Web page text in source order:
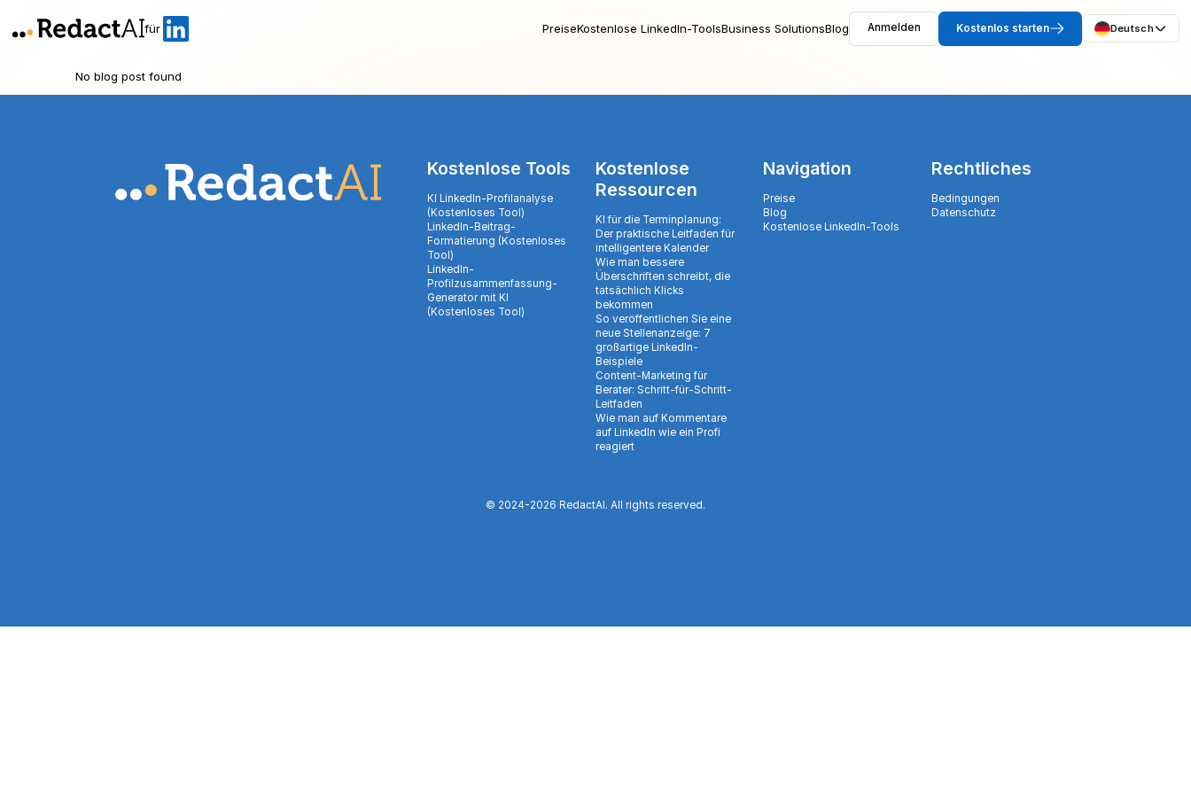
für PreiseKostenlose LinkedIn-ToolsBusiness SolutionsBlog Anmelden Kostenlos starten Deutsch
No blog post found
Kostenlose Tools
KI LinkedIn-Profilanalyse
(Kostenloses Tool)
LinkedIn-Beitrag-
Formatierung (Kostenloses
Tool)
LinkedIn-
Profilzusammenfassung-
Generator mit KI
(Kostenloses Tool)
Kostenlose
Ressourcen
KI für die Terminplanung:
Der praktische Leitfaden für
intelligentere Kalender
Wie man bessere
Überschriften schreibt, die
tatsächlich Klicks
bekommen
So veröffentlichen Sie eine
neue Stellenanzeige: 7
großartige LinkedIn-
Beispiele
Content-Marketing für
Berater: Schritt-für-Schritt-
Leitfaden
Wie man auf Kommentare
auf LinkedIn wie ein Profi
reagiert
Navigation
Preise
Blog
Kostenlose LinkedIn-Tools
Rechtliches
Bedingungen
Datenschutz
© 2024-2026 RedactAI. All rights reserved.